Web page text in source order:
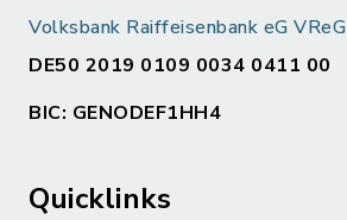
Volksbank Raiffeisenbank eG VReG
DE50 2019 0109 0034 0411 00
BIC: GENODEF1HH4
Quicklinks